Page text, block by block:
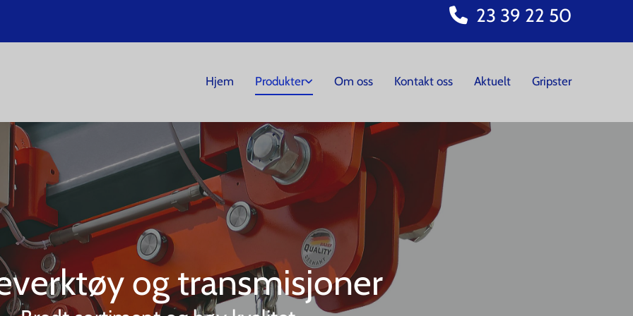
 23 39 22 50
Hjem Produkter Om oss Kontakt oss Aktuelt Gripster
og transmisjoner